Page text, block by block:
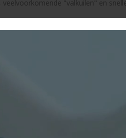
"valkuilen" en
conditie, zoek, criteria, tekst,
categorie, gegevensopschoning
fouten